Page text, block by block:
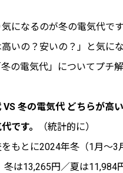
になるのが冬の電気代です
高いの？安いの？」と気に
の電気代」についてプチ解
VS 冬の電気代 どちらが高
です。
（統計的に）
もとに2024年冬（1月～
は13,265円／夏は11,984